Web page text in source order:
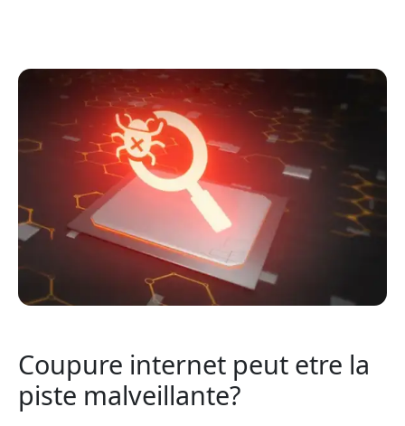
Coupure internet peut etre la
piste malveillante?